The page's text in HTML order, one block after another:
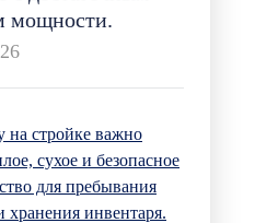
мощности.